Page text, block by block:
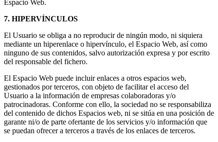
Espacio Web.
7. HIPERVÍNCULOS
El Usuario se obliga a no reproducir de ningún modo, ni siquiera
mediante un hiperenlace o hipervínculo, el Espacio Web, así como
ninguno de sus contenidos, salvo autorización expresa y por escrito
del responsable del fichero.
El Espacio Web puede incluir enlaces a otros espacios web,
gestionados por terceros, con objeto de facilitar el acceso del
Usuario a la información de empresas colaboradoras y/o
patrocinadoras. Conforme con ello, la sociedad no se responsabiliza
del contenido de dichos Espacios web, ni se sitúa en una posición de
garante ni/o de parte ofertante de los servicios y/o información que
se puedan ofrecer a terceros a través de los enlaces de terceros.